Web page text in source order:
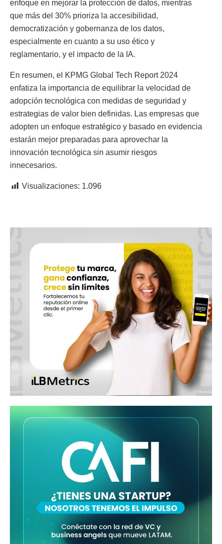
enfoque en mejorar la protección de datos, mientras
que más del 30% prioriza la accesibilidad,
democratización y gobernanza de los datos,
especialmente en cuanto a su uso ético y
reglamentario, y el impacto de la IA.
En resumen, el KPMG Global Tech Report 2024
enfatiza la importancia de equilibrar la velocidad de
adopción tecnológica con medidas de seguridad y
estrategias de valor bien definidas. Las empresas que
adopten un enfoque estratégico y basado en evidencia
estarán mejor preparadas para aprovechar la
innovación tecnológica sin asumir riesgos
innecesarios.
Visualizaciones: 1.096